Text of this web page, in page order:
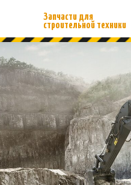
Запчасти для
строительной техники